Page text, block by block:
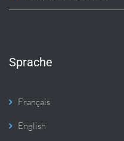
Sprache
Français
English